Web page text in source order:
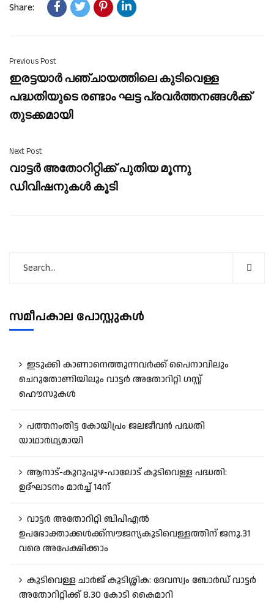
Share:
Previous Post
ഇരട്ടയാർ പഞ്ചായത്തിലെ കുടിവെള്ള
പദ്ധതിയുടെ രണ്ടാം ഘട്ട പ്രവർത്തനങ്ങൾക്ക്
തുടക്കമായി
Next Post
വാട്ടർ അതോറിറ്റിക്ക് പുതിയ മൂന്നു
ഡിവിഷനുകൾ കൂടി
സമീപകാല പോസ്റ്റുകൾ
ഇടുക്കി കാണാനെത്തുന്നവർക്ക് പൈനാവിലും
ചെറുതോണിയിലും വാട്ടർ അതോറിറ്റി ഗസ്റ്റ്
ഹൌസുകൾ
പത്തനംതിട്ട കോയിപ്രം ജലജീവൻ പദ്ധതി
യാഥാർഥ്യമായി
ആനാട്‌-കുറുപുഴ-പാലോട്‌ കുടിവെള്ള പദ്ധതി:
ഉദ്ഘാടനം മാർച്ച് 14ന്
വാട്ടർ അതോറിറ്റി ബിപിഎൽ
ഉപഭോക്താക്കൾക്ക്സൗജന്യകുടിവെള്ളത്തിന് ജനു.31
വരെ അപേക്ഷിക്കാം
കുടിവെള്ള ചാർജ് കുടിശ്ശിക: ദേവസ്വം ബോർഡ് വാട്ടർ
അതോറിറ്റിക്ക് 8.30 കോടി കൈമാറി